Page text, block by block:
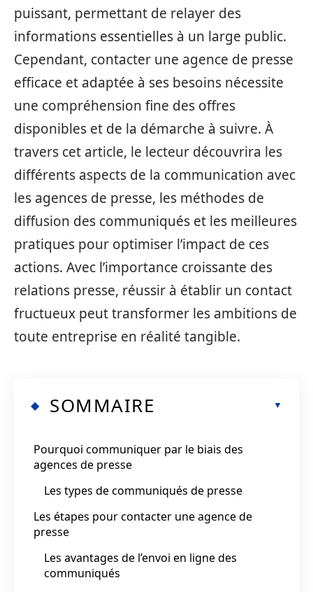
puissant, permettant de relayer des
informations essentielles à un large public.
Cependant, contacter une agence de presse
efficace et adaptée à ses besoins nécessite
une compréhension fine des offres
disponibles et de la démarche à suivre. À
travers cet article, le lecteur découvrira les
différents aspects de la communication avec
les agences de presse, les méthodes de
diffusion des communiqués et les meilleures
pratiques pour optimiser l’impact de ces
actions. Avec l’importance croissante des
relations presse, réussir à établir un contact
fructueux peut transformer les ambitions de
toute entreprise en réalité tangible.
SOMMAIRE
Pourquoi communiquer par le biais des
agences de presse
Les types de communiqués de presse
Les étapes pour contacter une agence de
presse
Les avantages de l’envoi en ligne des
communiqués